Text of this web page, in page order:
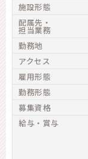
施設形態
配属先・
担当業務
勤務地
アクセス
雇用形態
勤務形態
募集資格
給与・賞与